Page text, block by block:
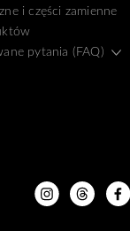
i części zamienne
pytania (FAQ)